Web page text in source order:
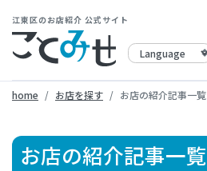
江東区のお店紹介 公式サイト
home お店を探す お店の紹介記事一覧
お店の紹介記事一覧